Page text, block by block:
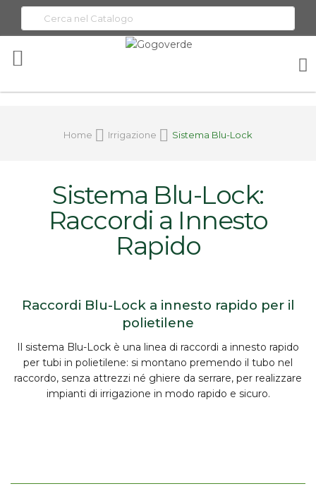
Home Irrigazione Sistema Blu-Lock
Sistema Blu-Lock:
Raccordi a Innesto
Rapido
Raccordi Blu-Lock a innesto rapido per il
polietilene
Il sistema Blu-Lock è una linea di raccordi a innesto rapido
per tubi in polietilene: si montano premendo il tubo nel
raccordo, senza attrezzi né ghiere da serrare, per realizzare
impianti di irrigazione in modo rapido e sicuro.